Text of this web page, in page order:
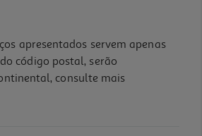
apresentados servem apenas
código postal, serão
consulte mais